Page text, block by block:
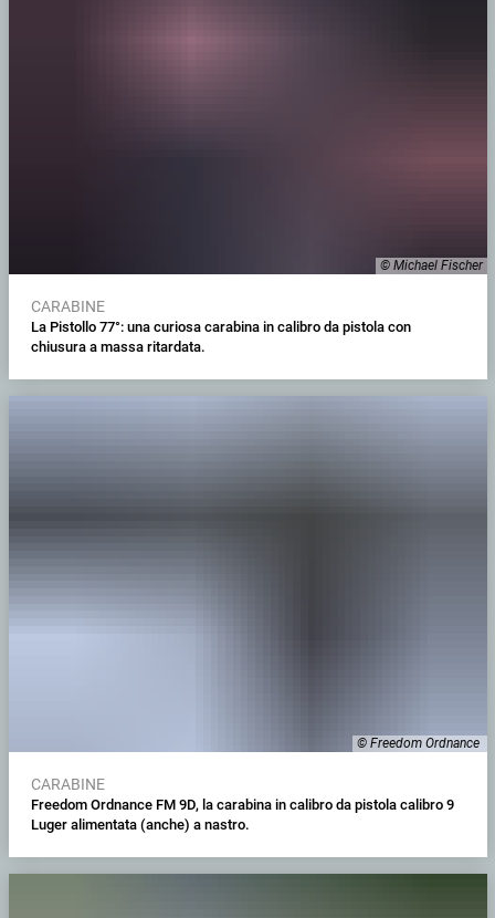
© Michael Fischer
CARABINE
La Pistollo 77°: una curiosa carabina in calibro da pistola con
chiusura a massa ritardata.
© Freedom Ordnance
CARABINE
Freedom Ordnance FM 9D, la carabina in calibro da pistola calibro 9
Luger alimentata (anche) a nastro.